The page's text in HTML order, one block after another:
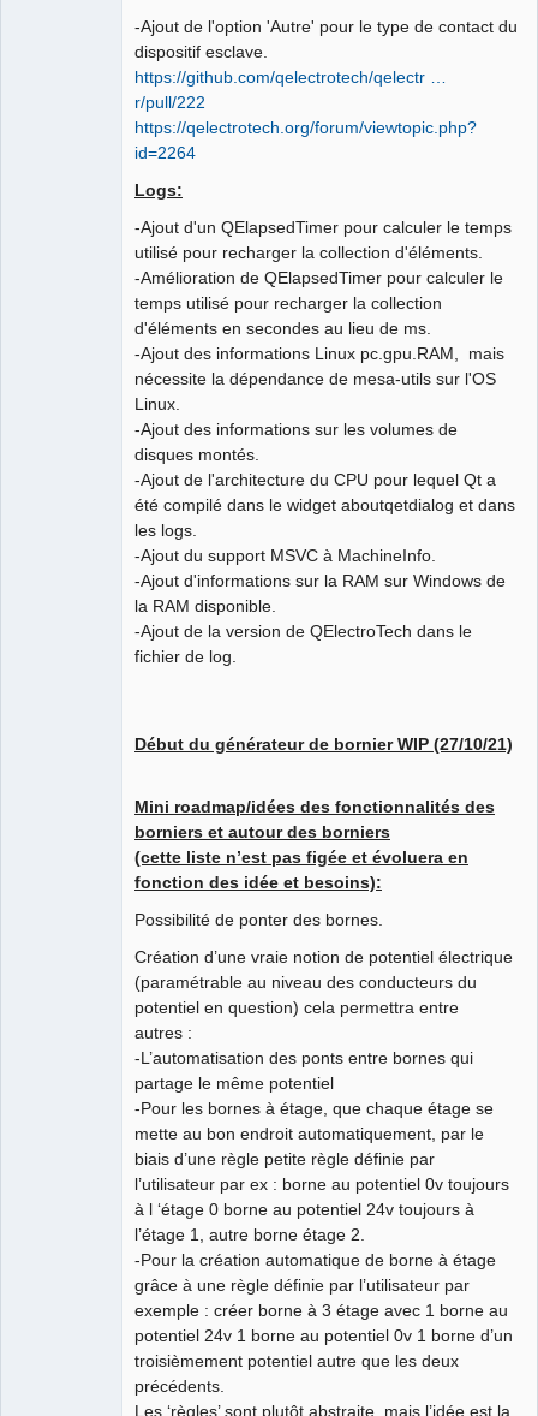
-Ajout de l'option 'Autre' pour le type de contact du
dispositif esclave.
https://github.com/qelectrotech/qelectr …
r/pull/222
https://qelectrotech.org/forum/viewtopic.php?
id=2264
Logs:
-Ajout d'un QElapsedTimer pour calculer le temps
utilisé pour recharger la collection d'éléments.
-Amélioration de QElapsedTimer pour calculer le
temps utilisé pour recharger la collection
d'éléments en secondes au lieu de ms.
-Ajout des informations Linux pc.gpu.RAM, mais
nécessite la dépendance de mesa-utils sur l'OS
Linux.
-Ajout des informations sur les volumes de
disques montés.
-Ajout de l'architecture du CPU pour lequel Qt a
été compilé dans le widget aboutqetdialog et dans
les logs.
-Ajout du support MSVC à MachineInfo.
-Ajout d'informations sur la RAM sur Windows de
la RAM disponible.
-Ajout de la version de QElectroTech dans le
fichier de log.
Début du générateur de bornier WIP (27/10/21)
Mini roadmap/idées des fonctionnalités des
borniers et autour des borniers
(cette liste n’est pas figée et évoluera en
fonction des idée et besoins):
Possibilité de ponter des bornes.
Création d’une vraie notion de potentiel électrique
(paramétrable au niveau des conducteurs du
potentiel en question) cela permettra entre
autres :
-L’automatisation des ponts entre bornes qui
partage le même potentiel
-Pour les bornes à étage, que chaque étage se
mette au bon endroit automatiquement, par le
biais d’une règle petite règle définie par
l’utilisateur par ex : borne au potentiel 0v toujours
à l ‘étage 0 borne au potentiel 24v toujours à
l’étage 1, autre borne étage 2.
-Pour la création automatique de borne à étage
grâce à une règle définie par l’utilisateur par
exemple : créer borne à 3 étage avec 1 borne au
potentiel 24v 1 borne au potentiel 0v 1 borne d’un
troisièmement potentiel autre que les deux
précédents.
Les ‘règles’ sont plutôt abstraite, mais l’idée est la.